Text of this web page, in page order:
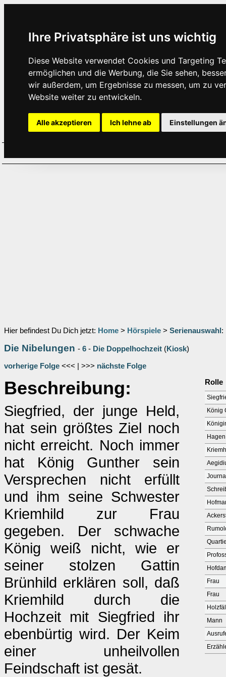
Ihre Privatsphäre ist uns wichtig
Diese Website verwendet Cookies und Targeting
ermöglichen und die Werbung, die Sie sehen,
wir außerdem, um Ergebnisse zu messen, um zu
Website weiter zu entwickeln.
Alle akzeptieren Ich lehne ab Einstellungen
Hier befindest Du Dich jetzt: Home > Hörspiele > Serienauswahl :
Die Nibelungen - 6 - Die Doppelhochzeit (Kiosk)
vorherige Folge <<< | >>> nächste Folge
Beschreibung:
Siegfried, der junge Held,
hat sein größtes Ziel noch
nicht erreicht. Noch immer
hat König Gunther sein
Versprechen nicht erfüllt
und ihm seine Schwester
Kriemhild zur Frau
gegeben. Der schwache
König weiß nicht, wie er
seiner stolzen Gattin
Brünhild erklären soll, daß
Kriemhild durch die
Hochzeit mit Siegfried ihr
ebenbürtig wird. Der Keim
einer unheilvollen
Feindschaft ist gesät.
Rolle
König
Frau
Frau
Mann